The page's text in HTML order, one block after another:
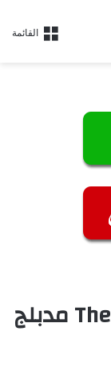
القائمة
مشاهدة فيلم The Croods 3 مدبلج